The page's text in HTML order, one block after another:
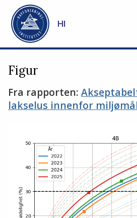
Gå til hovedinnhold
HI
Figur
Fra rapporten:
lakselus innenfor